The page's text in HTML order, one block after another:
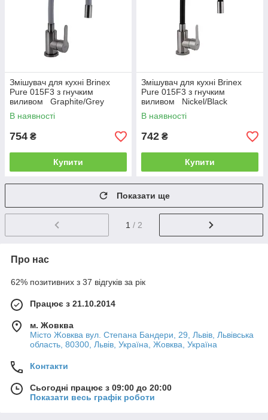
Змішувач для кухні Brinex
Pure 015F3 з гнучким
виливом Graphite/Grey
BRIPUR015F3GRG
В наявності
754 ₴
Купити
Змішувач для кухні Brinex
Pure 015F3 з гнучким
виливом Nickel/Black
BRIPUR015F3NKB
В наявності
742 ₴
Купити
Показати ще
1 / 2
Про нас
62% позитивних з 37 відгуків за рік
Працює з 21.10.2014
м. Жовква
Місто Жовква вул. Степана Бандери, 29, Львів, Львівська
область, 80300, Львів, Україна, Жовква, Україна
Контакти
Сьогодні працює з 09:00 до 20:00
Показати весь графік роботи